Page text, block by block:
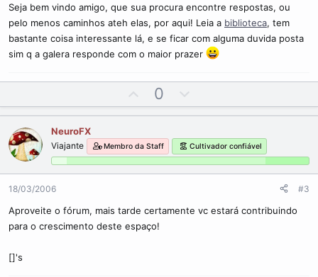
Seja bem vindo amigo, que sua procura encontre respostas, ou
pelo menos caminhos ateh elas, por aqui! Leia a biblioteca, tem
bastante coisa interessante lá, e se ficar com alguma duvida posta
sim q a galera responde com o maior prazer
p
o
t
e
0
o
n
v
o
NeuroFX
Viajante Membro da Staff Cultivador confiável
18/03/2006 #3
Aproveite o fórum, mais tarde certamente vc estará contribuindo
para o crescimento deste espaço!
[]'s